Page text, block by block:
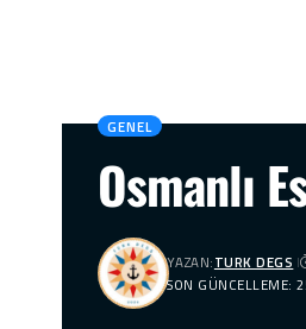
GENEL
Osmanlı
SON GÜNCELLEME:
YAZAN:TURK DEGS